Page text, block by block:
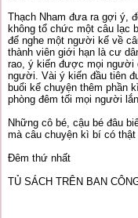
Thạch Nham đưa ra gợi ý,
không tổ chức một câu lạc
để nghe một người kể về
thành viên giới hạn là cư
rao, ý kiến được mọi người
người. Vài ý kiến đầu tiên
buổi kể chuyện thêm phần
phòng đêm tối mọi người
Những cô bé, cậu bé đâu
mà câu chuyện kì bí có
Đêm thứ nhất
TỦ SÁCH TRÊN BAN